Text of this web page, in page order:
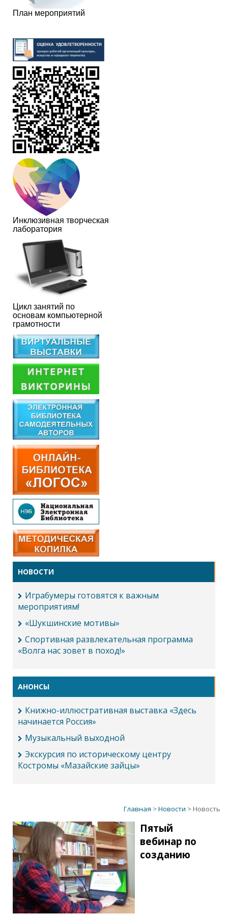
План мероприятий
Инклюзивная творческая
лаборатория
Цикл занятий по
основам компьютерной
грамотности
НОВОСТИ
Играбумеры готовятся к важным
мероприятиям!
«Шукшинские мотивы»
Спортивная развлекательная программа
«Волга нас зовет в поход!»
АНОНСЫ
Книжно-иллюстративная выставка «Здесь
начинается Россия»
Музыкальный выходной
Экскурсия по историческому центру
Костромы «Мазайские зайцы»
Главная >Новости > Новость
Пятый
вебинар по
созданию